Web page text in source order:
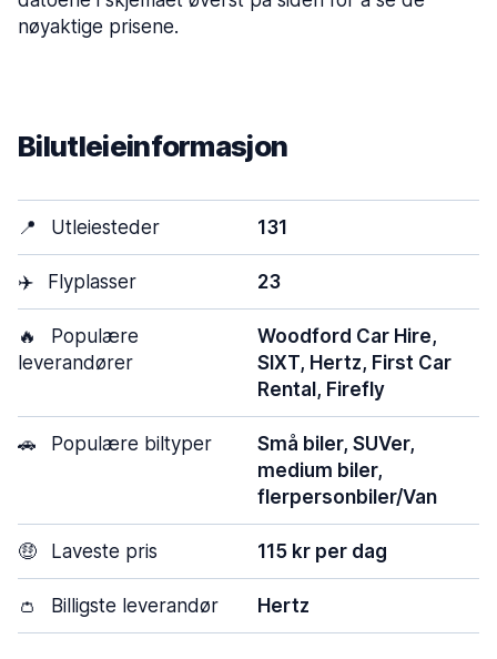
nøyaktige prisene.
Bilutleieinformasjon
📍 Utleiesteder 131
✈️ Flyplasser 23
🔥
Populære
leverandører
Woodford Car Hire,
SIXT, Hertz, First Car
Rental, Firefly
🚗 Populære biltyper
Små biler, SUVer,
medium biler,
flerpersonbiler/Van
🤑 Laveste pris 115 kr per dag
👛 Billigste leverandør Hertz